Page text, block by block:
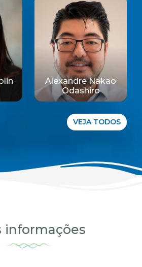
Alexandre Nakao
Odashiro
VEJA TODOS
informações